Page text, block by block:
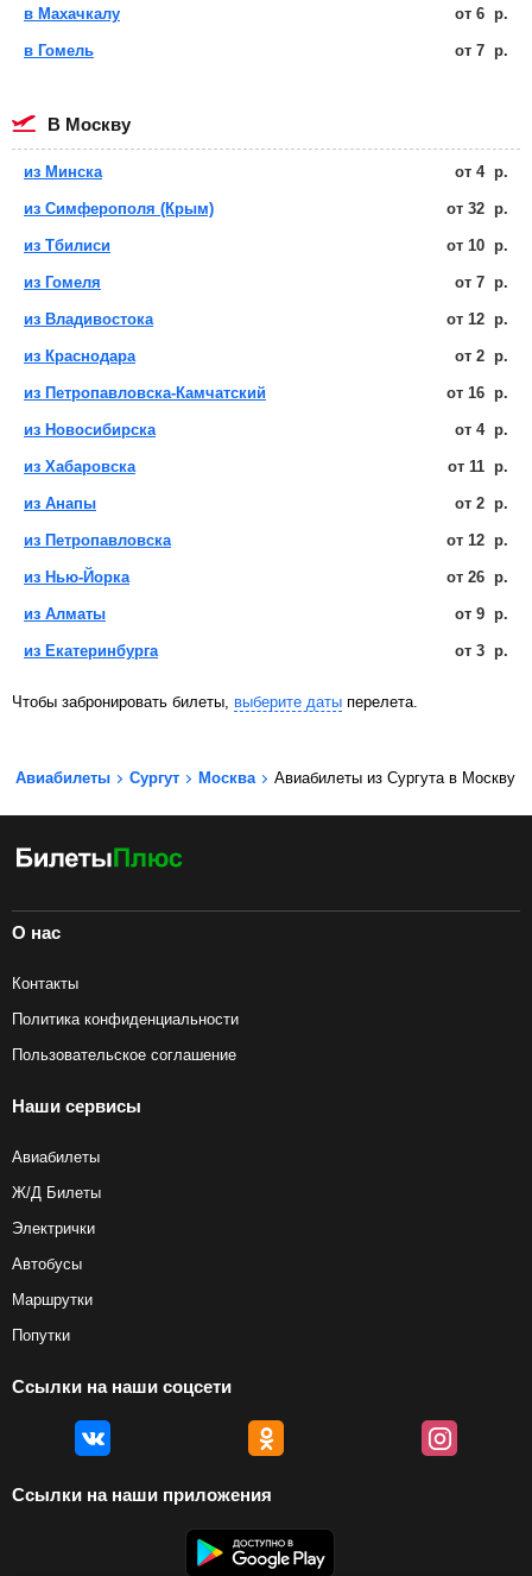
в Махачкалу от 6 р.
в Гомель от 7 р.
в Москву
из Минска от 4 р.
из Симферополя (Крым) от 32 р.
из Тбилиси от 10 р.
из Гомеля от 7 р.
из Владивостока от 12 р.
из Краснодара от 2 р.
из Петропавловска-Камчатский от 16 р.
из Новосибирска от 4 р.
из Хабаровска от 11 р.
из Анапы от 2 р.
из Петропавловска от 12 р.
из Нью-Йорка от 26 р.
из Алматы от 9 р.
из Екатеринбурга от 3 р.
Чтобы забронировать билеты, выберите даты перелета.
Авиабилеты Сургут Москва Авиабилеты из Сургута в Москву
О нас
Контакты
Политика конфиденциальности
Пользовательское соглашение
Наши сервисы
Авиабилеты
Ж/Д Билеты
Электрички
Автобусы
Маршрутки
Попутки
Ссылки на наши соцсети
Ссылки на наши приложения